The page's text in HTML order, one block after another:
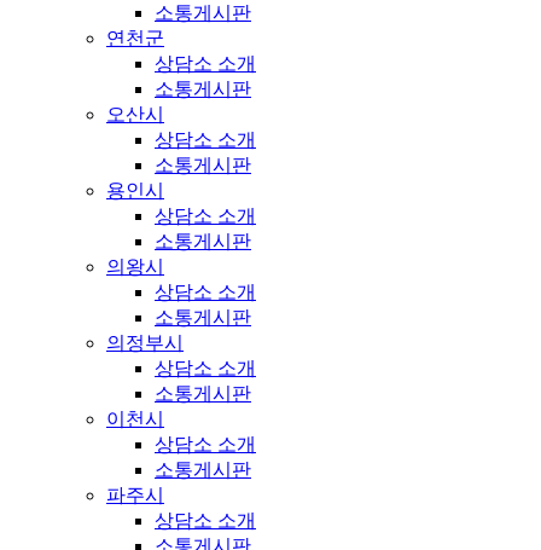
소통게시판
연천군
상담소 소개
소통게시판
오산시
상담소 소개
소통게시판
용인시
상담소 소개
소통게시판
의왕시
상담소 소개
소통게시판
의정부시
상담소 소개
소통게시판
이천시
상담소 소개
소통게시판
파주시
상담소 소개